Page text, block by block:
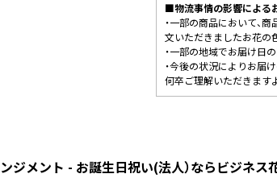
■物流事情の影響による
・一部の商品において、
文いただきましたお花の
・一部の地域でお届け日
・今後の状況によりお届
何卒ご理解いただきます
ジメント - お誕生日祝い(法人）ならビジネ